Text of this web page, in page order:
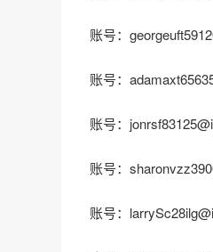
账号：
账号：
账号：
账号：
账号：